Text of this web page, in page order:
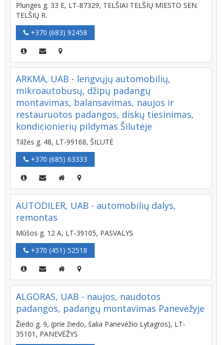
Plungės g. 33 E, LT-87329, TELŠIAI TELŠIŲ MIESTO SEN.
TELŠIŲ R.
+370 (683) 92458
ARKMA, UAB - lengvųjų automobilių,
mikroautobusų, džipų padangų
montavimas, balansavimas, naujos ir
restauruotos padangos, diskų tiesinimas,
kondicionierių pildymas Šilutėje
Tilžės g. 48, LT-99168, ŠILUTĖ
+370 (685) 63333
AUTODILER, UAB - automobilių dalys,
remontas
Mūšos g. 12 A, LT-39105, PASVALYS
+370 (451) 52518
ALGORAS, UAB - naujos, naudotos
padangos, padangų montavimas Panevėžyje
Žiedo g. 9, (prie žiedo, šalia Panevėžio Lytagros), LT-
35101, PANEVĖŽYS